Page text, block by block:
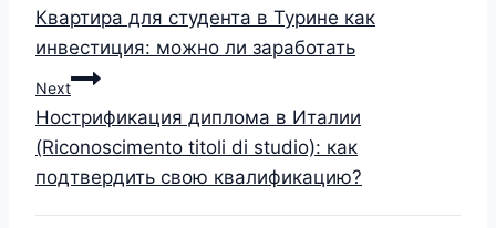
Квартира для студента в Турине как
инвестиция: можно ли заработать
Next
Нострификация диплома в Италии
(Riconoscimento titoli di studio): как
подтвердить свою квалификацию?